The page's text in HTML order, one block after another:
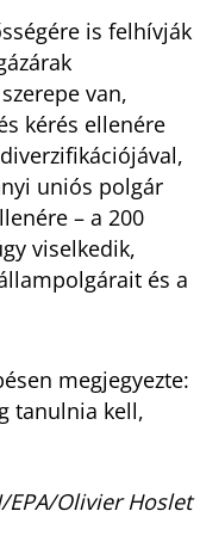
is felhívják
van,
kérés ellenére
uniós polgár
– a 200
viselkedik,
és a
megjegyezte:
tanulnia kell,
EPA/Olivier Hoslet